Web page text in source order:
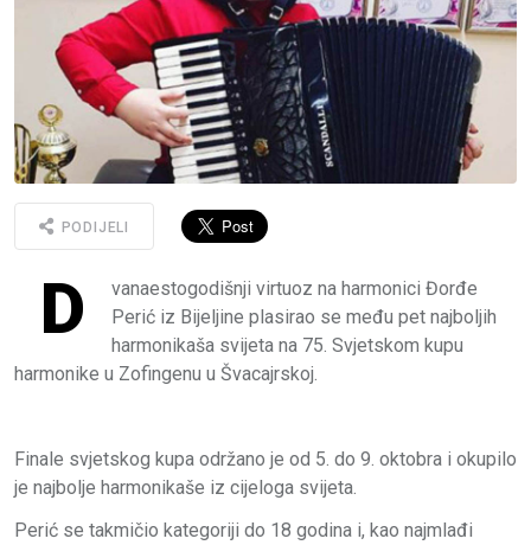
PODIJELI
D
vanaestogodišnji virtuoz na harmonici Đorđe
Perić iz Bijeljine plasirao se među pet najboljih
harmonikaša svijeta na 75. Svjetskom kupu
harmonike u Zofingenu u Švacajrskoj.
Finale svjetskog kupa održano je od 5. do 9. oktobra i okupilo
je najbolje harmonikaše iz cijeloga svijeta.
Perić se takmičio kategoriji do 18 godina i, kao najmlađi